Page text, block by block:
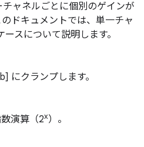
ャネルごとに個別のゲインが
ドキュメントでは、単一チャ
スについて説明します。
にクランプします。
演算（2x）。